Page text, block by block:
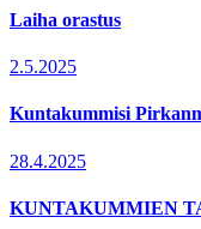
Laiha orastus
2.5.2025
Kuntakummisi
28.4.2025
KUNTAKUMMIEN